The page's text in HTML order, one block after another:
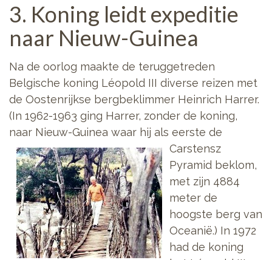
3. Koning leidt expeditie
naar Nieuw-Guinea
Na de oorlog maakte de teruggetreden
Belgische koning Léopold III diverse reizen met
de Oostenrijkse bergbeklimmer Heinrich Harrer.
(In 1962-1963 ging Harrer, zonder de koning,
naar Nieuw-Guinea waar hij als eerste de
Carstensz
Pyramid beklom,
met zijn 4884
meter de
hoogste berg van
Oceanië.) In 1972
had de koning